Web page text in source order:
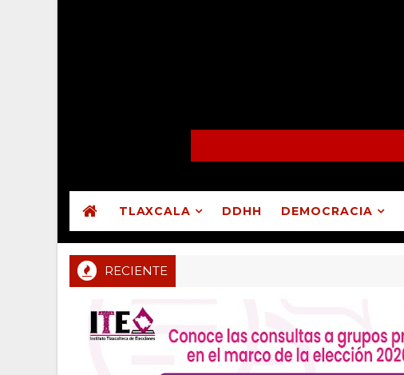
TLAXCALA DDHH DEMOCRACIA
RECIENTE